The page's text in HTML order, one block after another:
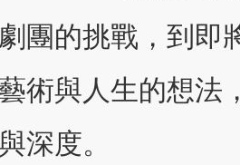
團的挑戰，到即
術與人生的想法
深度。